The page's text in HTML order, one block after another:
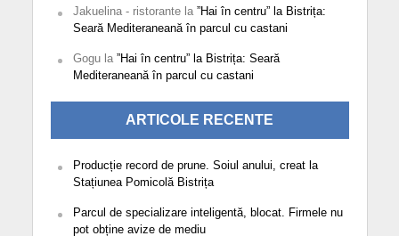
Jakuelina - ristorantela ”Hai în centru” la Bistrița:
Seară Mediteraneană în parcul cu castani
Gogula ”Hai în centru” la Bistrița: Seară
Mediteraneană în parcul cu castani
ARTICOLE RECENTE
Producție record de prune. Soiul anului, creat la
Stațiunea Pomicolă Bistrița
Parcul de specializare inteligentă, blocat. Firmele nu
pot obține avize de mediu